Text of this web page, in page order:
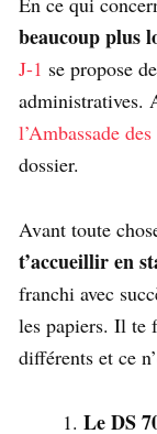
beaucoup plus
J-1 se propose
administratives.
l’Ambassade
dossier.
Avant toute
t’accueillir en
franchi avec
les papiers. Il te
différents et ce
Le DS